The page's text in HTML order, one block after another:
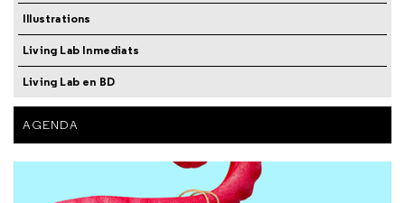
Illustrations
Living Lab Inmediats
Living Lab en BD
AGENDA